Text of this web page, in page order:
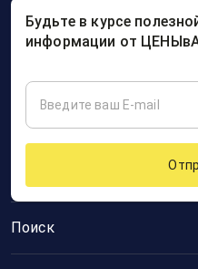
Поиск
Будьте в курсе
информации от